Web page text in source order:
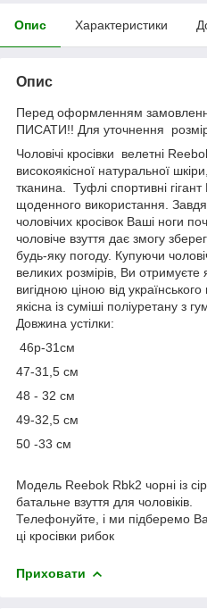
Опис Характеристики
Опис
Перед оформленням
ПИСАТИ!! Для уточнення
Чоловічі кросівки велетні
високоякісної натуральної
тканина. Туфлі спортивні
щоденного використання.
чоловічих кросівок Ваші ноги
чоловіче взуття дає змогу
будь-яку погоду. Купуючи
великих розмірів, Ви отримуєте
вигідною ціною від
якісна із суміші поліуретану з
Довжина устілки:
46р-31см
47-31,5 см
48 - 32 см
49-32,5 см
50 -33 см
Модель Reebok Rbk2 чорні із
батальне взуття для чоловіків.
Телефонуйте, і ми підберемо
ці кросівки рибок
Приховати